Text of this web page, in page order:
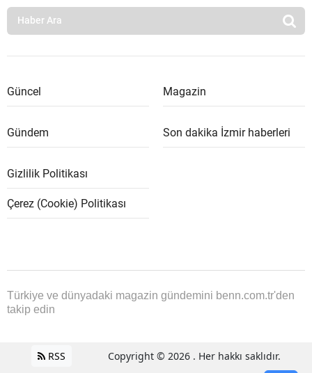
Güncel Magazin
Gündem Son dakika İzmir haberleri
Gizlilik Politikası
Çerez (Cookie) Politikası
Türkiye ve dünyadaki magazin gündemini benn.com.tr'den
takip edin
RSS Copyright © 2026 . Her hakkı saklıdır.